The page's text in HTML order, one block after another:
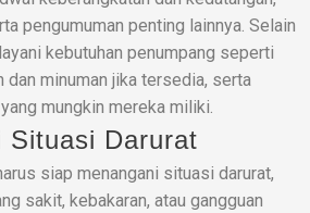
pengumuman penting lainnya. Selain
kebutuhan penumpang seperti
dan minuman jika tersedia, serta
mungkin mereka miliki.
Situasi Darurat
siap menangani situasi darurat,
sakit, kebakaran, atau gangguan